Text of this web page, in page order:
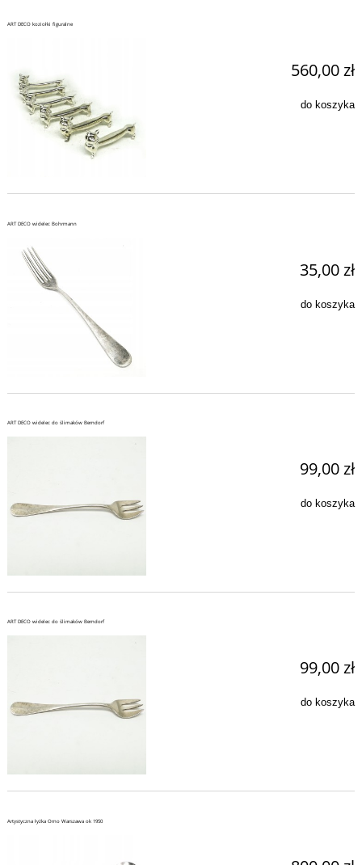
ART DECO koziołki figuralne
560,00 zł
do koszyka
ART DECO widelec Bohrmann
35,00 zł
do koszyka
ART DECO widelec do ślimaków Berndorf
99,00 zł
do koszyka
ART DECO widelec do ślimaków Berndorf
99,00 zł
do koszyka
Artystyczna łyżka Orno Warszawa ok 1950